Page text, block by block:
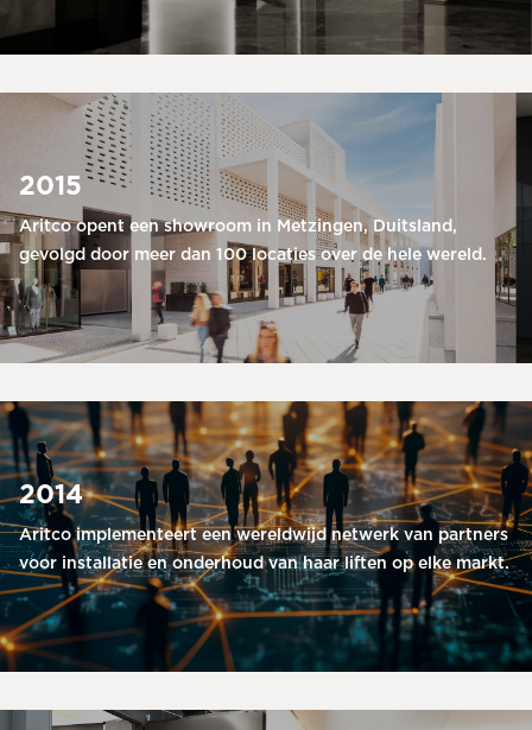
2015
Aritco opent een showroom in Metzingen, Duitsland,
gevolgd door meer dan 100 locaties over de hele wereld.
2014
Aritco implementeert een wereldwijd netwerk van partners
voor installatie en onderhoud van haar liften op elke markt.